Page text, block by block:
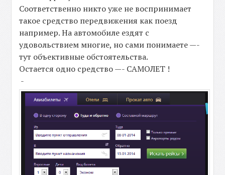
Соответственно никто уже не воспринимает
такое средство передвижения как поезд
например. На автомобиле ездят с
удовольствием многие, но сами понимаете —-
тут объективные обстоятельства.
Остается одно средство —- САМОЛЕТ !
-